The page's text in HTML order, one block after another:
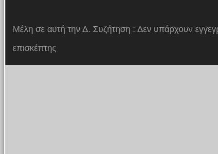
Μέλη σε αυτή την Δ. Συζήτηση : Δεν υπάρχουν
επισκέπτης